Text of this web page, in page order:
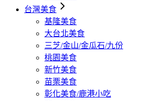
台灣美食
基隆美食
大台北美食
三芝/金山/金瓜石/九份
桃園美食
新竹美食
苗栗美食
彰化美食/鹿港小吃